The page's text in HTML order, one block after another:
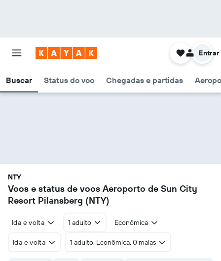
Buscar Status do voo Chegadas e partidas
Entrar
NTY
Voos e status de voos Aeroporto de Sun City
Resort Pilansberg (NTY)
Ida e volta 1 adulto Econômica
Ida e volta 1 adulto, Econômica, 0 malas